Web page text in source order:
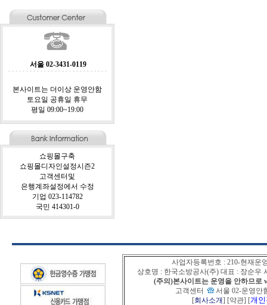
서울 02-3431-0119
본사이트는 더이상 운영안함
토요일 공휴일 휴무
평일 09:00~19:00
쇼핑몰구축
쇼핑몰디자인설정시즌2
고객센터및
은행계좌설정에서 수정
기업 023-114782
국민 414301-0
사업자등록번호 : 210-현재운
상호명 : 한국소방공사(주) 대표 : 장순우
(주의)본사이트는 운영을 안하므로
고객센터
서울 02-운영안
[회사소개] [약관] [개